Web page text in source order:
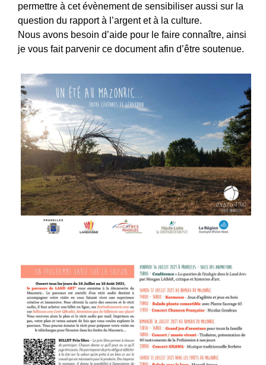
permettre à cet évènement de sensibiliser aussi sur la
question du rapport à l’argent et à la culture.
Nous avons besoin d’aide pour le faire connaître, ainsi
je vous fait parvenir ce document afin d’être soutenue.